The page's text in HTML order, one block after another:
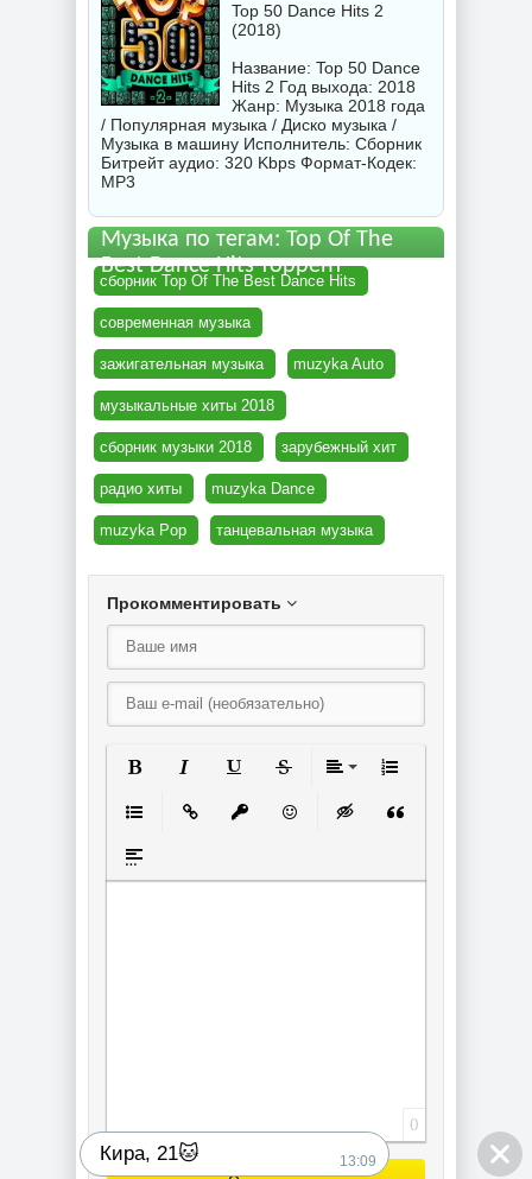
Top 50 Dance Hits 2
(2018)
Название: Top 50 Dance
Hits 2 Год выхода: 2018
Жанр: Музыка 2018 года
/ Популярная музыка / Диско музыка /
Музыка в машину Исполнитель: Сборник
Битрейт аудио: 320 Kbps Формат-Кодек:
MP3
Музыка по тегам: Top Of The
Best Dance Hits торрент
сборник Top Of The Best Dance Hits
современная музыка
зажигательная музыка muzyka Auto
музыкальные хиты 2018
сборник музыки 2018 зарубежный хит
радио хиты muzyka Dance
muzyka Pop танцевальная музыка
Прокомментировать
Вставка спойлера
0
Кира, 21🐱 13:09